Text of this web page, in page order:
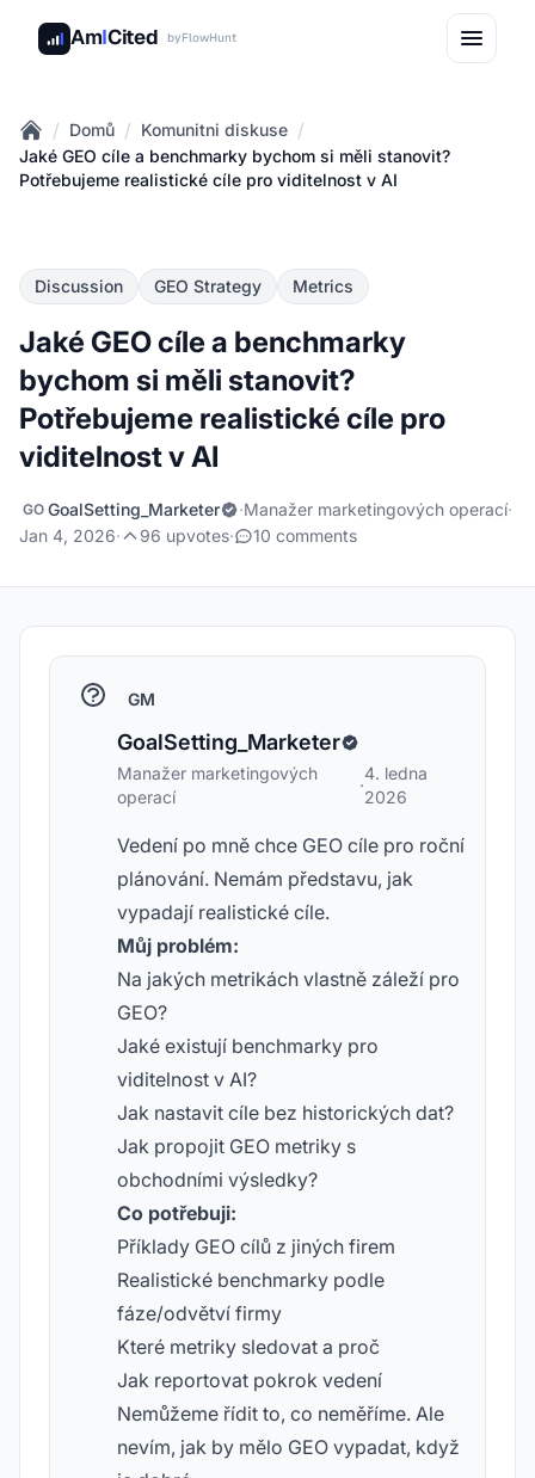
AmICited byFlowHunt
Home
/ Domů / Komunitni diskuse /
Jaké GEO cíle a benchmarky bychom si měli stanovit?
Potřebujeme realistické cíle pro viditelnost v AI
Discussion GEO Strategy Metrics
Jaké GEO cíle a benchmarky
bychom si měli stanovit?
Potřebujeme realistické cíle pro
viditelnost v AI
GO GoalSetting_Marketer ·Manažer marketingových operací·
Jan 4, 2026· 96 upvotes· 10 comments
GM
GoalSetting_Marketer
Manažer marketingových
operací
·
4. ledna
2026
Vedení po mně chce GEO cíle pro roční
plánování. Nemám představu, jak
vypadají realistické cíle.
Můj problém:
Na jakých metrikách vlastně záleží pro
GEO?
Jaké existují benchmarky pro
viditelnost v AI?
Jak nastavit cíle bez historických dat?
Jak propojit GEO metriky s
obchodními výsledky?
Co potřebuji:
Příklady GEO cílů z jiných firem
Realistické benchmarky podle
fáze/odvětví firmy
Které metriky sledovat a proč
Jak reportovat pokrok vedení
Nemůžeme řídit to, co neměříme. Ale
nevím, jak by mělo GEO vypadat, když